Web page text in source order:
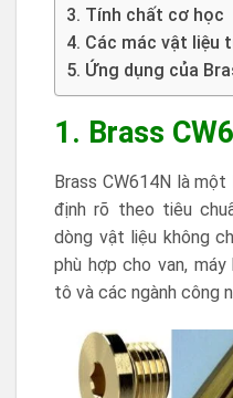
3. Tính chất cơ học
4. Các mác vật liệu
5. Ứng dụng của
1. Brass
Brass CW614N là
định rõ theo tiêu
dòng vật liệu không
phù hợp cho van,
tô và các ngành công